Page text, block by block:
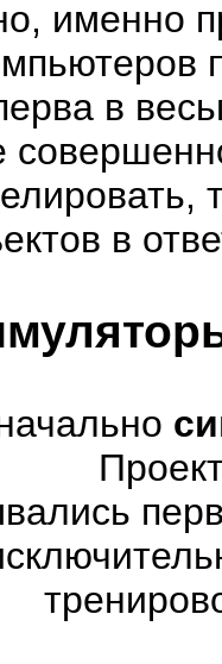
именно
в
в